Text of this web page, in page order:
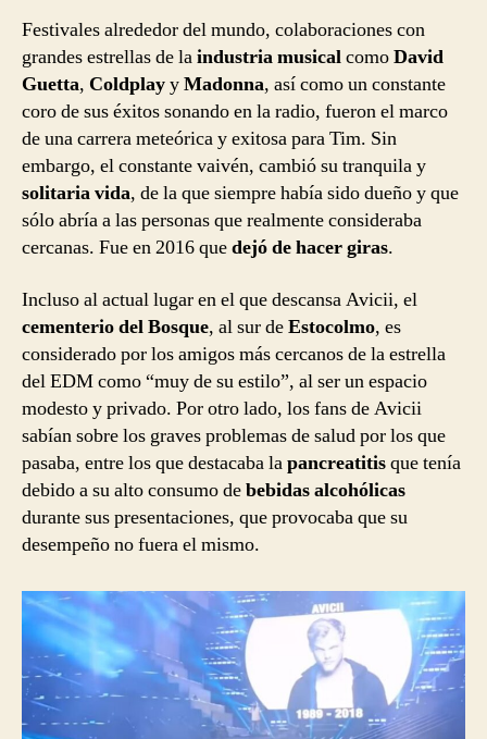
Festivales alrededor del mundo, colaboraciones con
grandes estrellas de laindustria musicalcomoDavid
Guetta, ColdplayyMadonna, así como un constante
coro de sus éxitos sonando en la radio, fueron el marco
de una carrera meteórica y exitosa para Tim. Sin
embargo, el constante vaivén, cambió su tranquila y
solitaria vida, de la que siempre había sido dueño y que
sólo abría a las personas que realmente consideraba
cercanas. Fue en 2016 quedejó de hacer giras.
Incluso al actual lugar en el que descansa Avicii, el
cementerio del Bosque, al sur deEstocolmo, es
considerado por los amigos más cercanos de la estrella
del EDM como “muy de su estilo”, al ser un espacio
modesto y privado. Por otro lado, los fans de Avicii
sabían sobre los graves problemas de salud por los que
pasaba, entre los que destacaba lapancreatitisque tenía
debido a su alto consumo debebidas alcohólicas
durante sus presentaciones, que provocaba que su
desempeño no fuera el mismo.